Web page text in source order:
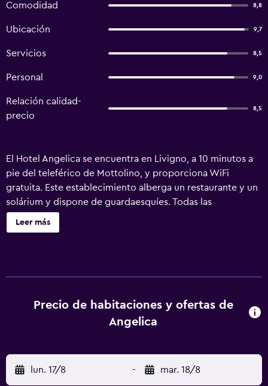
Comodidad 8,8
Ubicación 9,7
Servicios 8,5
Personal 9,0
Relación calidad-
precio
8,5
El Hotel Angelica se encuentra en Livigno, a 10 minutos a
pie del teleférico de Mottolino, y proporciona WiFi
gratuita. Este establecimiento alberga un restaurante y un
solárium y dispone de guardaesquíes. Todas las
habitaciones cuentan con TV de pantalla plana vía satélite
y minibar, y en algunos casos incluyen un balcón con
Leer más
Precio de habitaciones y ofertas de
Angelica
lun. 17/8 - mar. 18/8